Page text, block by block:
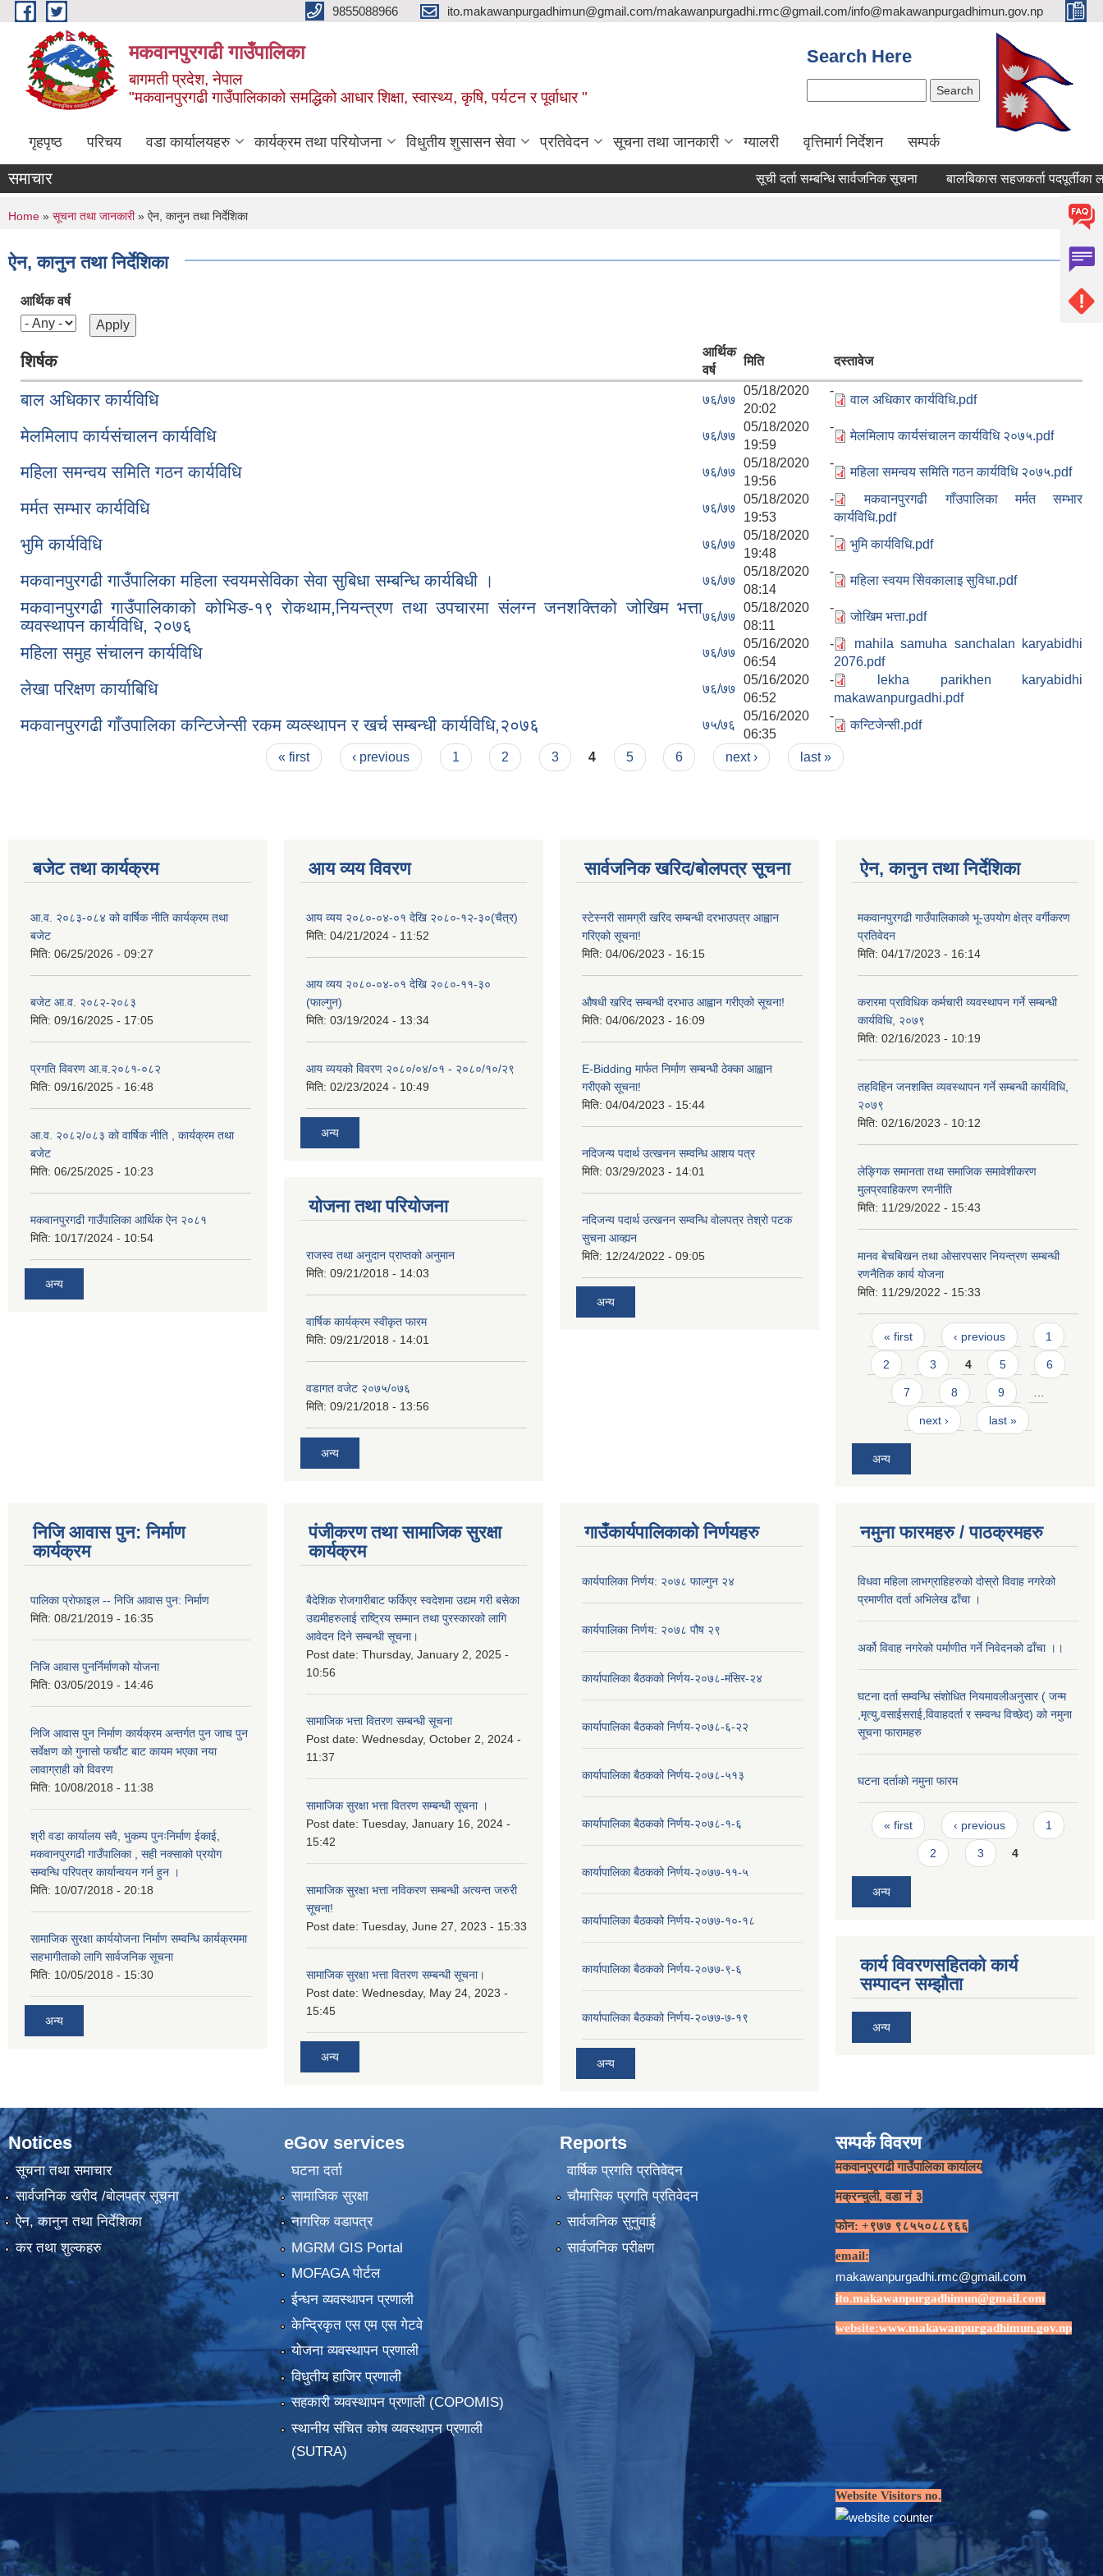
Skip to main content 9855088966 ito.makawanpurgadhimun@gmail.com/makawanpurgadhi.rmc@gmail.com/info@makawanpurgadhimun.gov.np
मकवानपुरगढी गाउँपालिका
बागमती प्रदेश, नेपाल
"मकवानपुरगढी गाउँपालिकाको समद्धिको आधार शिक्षा, स्‍वास्‍थ्‍य, कृषि, पर्यटन र पूर्वाधार "
Search Here
गृहपृष्ठ परिचय वडा कार्यालयहरु कार्यक्रम तथा परियोजना विधुतीय शुसासन सेवा प्रतिवेदन सूचना तथा जानकारी ग्यालरी वृत्तिमार्ग निर्देशन सम्पर्क
समाचार सूची दर्ता सम्बन्धि सार्वजनिक सूचना बालबिकास सहजकर्ता पदपूर्तीका लागि
You are here
Home » सूचना तथा जानकारी» ऐन, कानुन तथा निर्देशिका
ऐन, कानुन तथा निर्देशिका
आर्थिक वर्ष
शिर्षक
आर्थिक
वर्ष
मिति दस्तावेज
बाल अधिकार कार्यविधि ७६/७७
05/18/2020 -
20:02
वाल अधिकार कार्यविधि.pdf
मेलमिलाप कार्यसंचालन कार्यविधि ७६/७७
05/18/2020 -
19:59
मेलमिलाप कार्यसंचालन कार्यविधि २०७५.pdf
महिला समन्वय समिति गठन कार्यविधि ७६/७७
05/18/2020 -
19:56
महिला समन्वय समिति गठन कार्यविधि २०७५.pdf
मर्मत सम्भार कार्यविधि ७६/७७
05/18/2020 -
19:53
मकवानपुरगढी गाँउपालिका मर्मत सम्भार
कार्यविधि.pdf
भुमि कार्यविधि ७६/७७
05/18/2020 -
19:48
भुमि कार्यविधि.pdf
मकवानपुरगढी गाउँपालिका महिला स्वयमसेविका सेवा सुबिधा सम्बन्धि कार्यबिधी । ७६/७७
05/18/2020 -
08:14
महिला स्वयम सेिवकालाइ सुविधा.pdf
मकवानपुरगढी गाउँपालिकाको कोभिङ-१९ रोकथाम,नियन्त्रण तथा उपचारमा संलग्न जनशक्तिको जोखिम भत्ता
व्यवस्थापन कार्यविधि, २०७६
७६/७७
05/18/2020 -
08:11
जोखिम भत्ता.pdf
महिला समुह संचालन कार्यविधि ७६/७७
05/16/2020 -
06:54
mahila samuha sanchalan karyabidhi
2076.pdf
लेखा परिक्षण कार्याबिधि ७६/७७
05/16/2020 -
06:52
lekha parikhen karyabidhi
makawanpurgadhi.pdf
मकवानपुरगढी गाँउपालिका कन्टिजेन्सी रकम व्यव्स्थापन र खर्च सम्बन्धी कार्यविधि,२०७६ ७५/७६
05/16/2020 -
06:35
कन्टिजेन्सी.pdf
« first ‹ previous 1 2 3 4 5 6 next › last »
बजेट तथा कार्यक्रम
आ.व. २०८३-०८४ को वार्षिक नीति कार्यक्रम तथा
बजेट
मिति: 06/25/2026 - 09:27
बजेट आ.व. २०८२-२०८३
मिति: 09/16/2025 - 17:05
प्रगति विवरण आ.व.२०८१-०८२
मिति: 09/16/2025 - 16:48
आ.व. २०८२/०८३ को वार्षिक नीति , कार्यक्रम तथा
बजेट
मिति: 06/25/2025 - 10:23
मकवानपुरगढी गाउँपालिका आर्थिक ‌‌‌ऐन २०८१
मिति: 10/17/2024 - 10:54
अन्य
आय व्यय विवरण
आय व्यय २०८०-०४-०१ देखि २०८०-१२-३०(चैत्र)
मिति: 04/21/2024 - 11:52
आय व्यय २०८०-०४-०१ देखि २०८०-११-३०
(फाल्गुन)
मिति: 03/19/2024 - 13:34
आय व्ययको विवरण २०८०/०४/०१ - २०८०/१०/२९
मिति: 02/23/2024 - 10:49
अन्य
योजना तथा परियोजना
राजस्व तथा अनुदान प्राप्तको अनुमान
मिति: 09/21/2018 - 14:03
वार्षिक कार्यक्रम स्वीकृत फारम
मिति: 09/21/2018 - 14:01
वडागत वजेट २०७५/०७६
मिति: 09/21/2018 - 13:56
अन्य
सार्वजनिक खरिद/बोलपत्र सूचना
स्टेस्नरी सामग्री खरिद सम्बन्धी दरभाउपत्र आह्वान
गरिएको सूचना!
मिति: 04/06/2023 - 16:15
औषधी खरिद सम्बन्धी दरभाउ आह्वान गरीएको सूचना!
मिति: 04/06/2023 - 16:09
E-Bidding मार्फत निर्माण सम्बन्धी ठेक्का आह्वान
गरीएको सूचना!
मिति: 04/04/2023 - 15:44
नदिजन्य पदार्थ उत्खनन सम्वन्धि आशय पत्र
मिति: 03/29/2023 - 14:01
नदिजन्य पदार्थ उत्खनन सम्वन्धि वोलपत्र तेश्रो पटक
सुचना आव्ह्यन
मिति: 12/24/2022 - 09:05
अन्य
ऐन, कानुन तथा निर्देशिका
मकवानपुरगढी गाउँपालिकाको भू-उपयोग क्षेत्र वर्गीकरण
प्रतिवेदन
मिति: 04/17/2023 - 16:14
करारमा प्राविधिक कर्मचारी व्यवस्थापन गर्ने सम्बन्धी
कार्यविधि, २०७९
मिति: 02/16/2023 - 10:19
तहविहिन जनशक्ति व्यवस्थापन गर्ने सम्बन्धी कार्यविधि,
२०७९
मिति: 02/16/2023 - 10:12
लेङ्गिक समानता तथा समाजिक समावेशीकरण
मुलप्रवाहिकरण रणनीति
मिति: 11/29/2022 - 15:43
मानव बेचबिखन तथा ओसारपसार नियन्त्रण सम्बन्धी
रणनैतिक कार्य योजना
मिति: 11/29/2022 - 15:33
Pages
« first ‹ previous 1
2 3 4 5 6
7 8 9 …
next › last »
अन्य
निजि आवास पुन: निर्माण
कार्यक्रम
पालिका प्राेफाइल -- निजि आवास पुन: निर्माण
मिति: 08/21/2019 - 16:35
निजि आवास पुनर्निर्माणको योजना
मिति: 03/05/2019 - 14:46
निजि आवास पुन निर्माण कार्यक्रम अन्तर्गत पुन जाच पुन
सर्वेक्षण को गुनासो फर्चौट बाट कायम भएका नया
लावाग्राही को विवरण
मिति: 10/08/2018 - 11:38
श्री वडा कार्यालय सवै, भुकम्प पुनःनिर्माण ईकाई,
मकवानपुरगढी गाउँपालिका , सही नक्साको प्रयोग
सम्वन्धि परिपत्र कार्यान्वयन गर्न हुन ।
मिति: 10/07/2018 - 20:18
सामाजिक सुरक्षा कार्ययोजना निर्माण सम्वन्धि कार्यक्रममा
सहभागीताको लागि सार्वजनिक सूचना
मिति: 10/05/2018 - 15:30
अन्य
पंजीकरण तथा सामाजिक सुरक्षा
कार्यक्रम
बैदेशिक रोजगारीबाट फर्किएर स्वदेशमा उद्यम गरी बसेका
उद्यमीहरुलाई राष्‍ट्रिय सम्मान तथा पुरस्कारको लागि
आवेदन दिने सम्बन्धी सूचना।
Post date: Thursday, January 2, 2025 -
10:56
सामाजिक भत्ता वितरण सम्बन्धी सूचना
Post date: Wednesday, October 2, 2024 -
11:37
सामाजिक सुरक्षा भत्ता वितरण सम्बन्धी सूचना ।
Post date: Tuesday, January 16, 2024 -
15:42
सामाजिक सुरक्षा भत्ता नविकरण सम्बन्धी अत्यन्त जरुरी
सूचना!
Post date: Tuesday, June 27, 2023 - 15:33
सामाजिक सुरक्षा भत्ता वितरण सम्बन्धी सूचना।
Post date: Wednesday, May 24, 2023 -
15:45
अन्य
गाउँकार्यपालिकाको निर्णयहरु
कार्यपालिका निर्णय: २०७८ फाल्गुन २४
कार्यपालिका निर्णय: २०७८ पौष २९
कार्यापालिका बैठकको निर्णय-२०७८-मंसिर-२४
कार्यापालिका बैठकको निर्णय-२०७८-६-२२
कार्यापालिका बैठकको निर्णय-२०७८-५१३
कार्यापालिका बैठकको निर्णय-२०७८-१-६
कार्यापालिका बैठकको निर्णय-२०७७-११-५
कार्यापालिका बैठकको निर्णय-२०७७-१०-१८
कार्यापालिका बैठकको निर्णय-२०७७-९-६
कार्यापालिका बैठकको निर्णय-२०७७-७-१९
अन्य
नमुना फारमहरु / पाठक्रमहरु
विधवा महिला लाभग्राहिहरुको दोस्रो विवाह नगरेको
प्रमाणीत दर्ता अभिलेख ढाँचा ।
अर्को विवाह नगरेको पर्माणीत गर्ने निवेदनको ढाँचा ।।
घटना दर्ता सम्वन्धि संशोधित नियमावलीअनुसार ( जन्म
,मृत्यु,वसाईसराई,विवाहदर्ता र सम्वन्ध विच्छेद) को नमुना
सूचना फारामहरु
घटना दर्ताको नमुना फारम
Pages
« first ‹ previous 1
2 3 4
अन्य
कार्य विवरणसहितको कार्य
सम्पादन सम्झौता
अन्य
Notices
सूचना तथा समाचार
सार्वजनिक खरीद /बोलपत्र सूचना
ऐन, कानुन तथा निर्देशिका
कर तथा शुल्कहरु
eGov services
घटना दर्ता
सामाजिक सुरक्षा
नागरिक वडापत्र
MGRM GIS Portal
MOFAGA पोर्टल
ईन्धन व्यवस्थापन प्रणाली
केन्द्रिकृत एस एम एस गेटवे
योजना व्यवस्थापन प्रणाली
विधुतीय हाजिर प्रणाली
सहकारी व्यवस्थापन प्रणाली (COPOMIS)
स्थानीय संचित कोष व्यवस्थापन प्रणाली
(SUTRA)
Reports
वार्षिक प्रगति प्रतिवेदन
चौमासिक प्रगति प्रतिवेदन
सार्वजनिक सुनुवाई
सार्वजनिक परीक्षण
सम्पर्क विवरण
मकवानपुरगढी गाउँपालिका कार्यालय
मक्रन्चुली, वडा नं ३
फोन: +९७७ ९८५५०८८९६६
email:
makawanpurgadhi.rmc@gmail.com
ito.makawanpurgadhimun@gmail.com
website:www.makawanpurgadhimun.gov.np
Website Visitors no.